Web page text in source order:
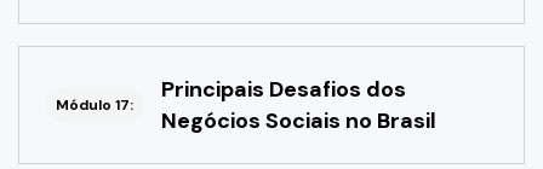
Módulo 17:
Principais Desafios dos
Negócios Sociais no Brasil